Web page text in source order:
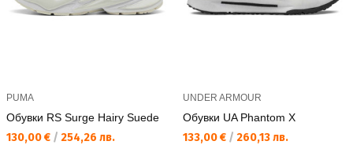
PUMA
Обувки RS Surge Hairy Suede
Текуща цена:
130,00 € / 254,26 лв.
UNDER ARMOUR
Обувки UA Phantom X
Текуща цена:
133,00 € / 260,13 лв.